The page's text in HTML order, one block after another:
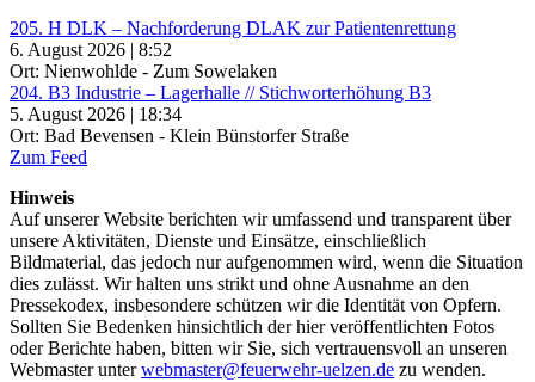
205. H DLK – Nachforderung DLAK zur Patientenrettung
6. August 2026 | 8:52
Ort: Nienwohlde - Zum Sowelaken
204. B3 Industrie – Lagerhalle // Stichworterhöhung B3
5. August 2026 | 18:34
Ort: Bad Bevensen - Klein Bünstorfer Straße
Zum Feed
Hinweis
Auf unserer Website berichten wir umfassend und transparent über
unsere Aktivitäten, Dienste und Einsätze, einschließlich
Bildmaterial, das jedoch nur aufgenommen wird, wenn die Situation
dies zulässt. Wir halten uns strikt und ohne Ausnahme an den
Pressekodex, insbesondere schützen wir die Identität von Opfern.
Sollten Sie Bedenken hinsichtlich der hier veröffentlichten Fotos
oder Berichte haben, bitten wir Sie, sich vertrauensvoll an unseren
Webmaster unterwebmaster@feuerwehr-uelzen.de zu wenden.